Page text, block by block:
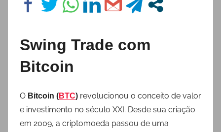
Swing Trade com
Bitcoin
O Bitcoin (BTC) revolucionou o conceito de valor
e investimento no século XXI. Desde sua criação
em 2009, a criptomoeda passou de uma